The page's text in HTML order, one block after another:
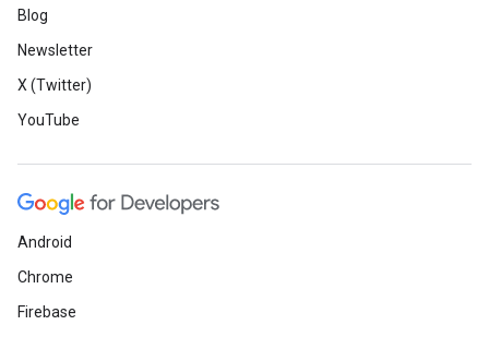
Blog
Newsletter
X (Twitter)
YouTube
Android
Chrome
Firebase